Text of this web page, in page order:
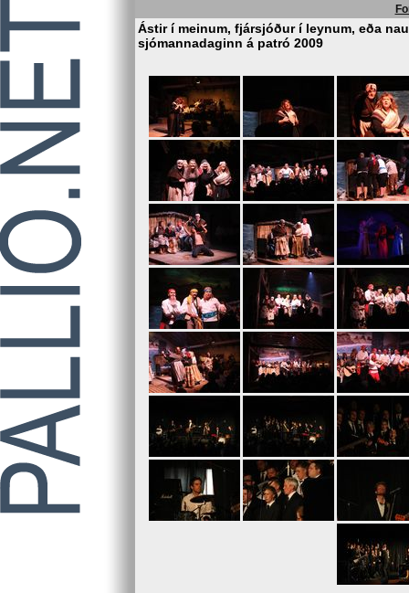
Ástir í meinum, fjársjóður í leynum, eða
sjómannadaginn á patró 2009